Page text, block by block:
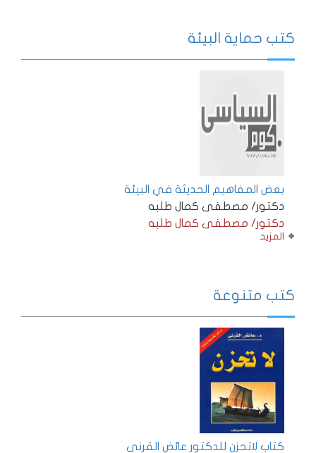
كتب حماية البيئة
بعض المفاهيم الحديثة في البيئة
دكتور/ مصطفى كمال طلبه
دكتور/ مصطفى كمال طلبه
المزيد
كتب متنوعة
كتاب لاتحزن للدكتور عائض القرنى